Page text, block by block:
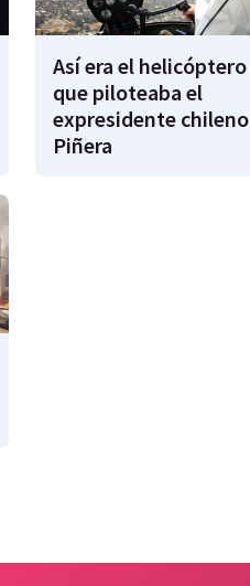
Así era el helicóptero
que piloteaba el
expresidente chileno
Piñera